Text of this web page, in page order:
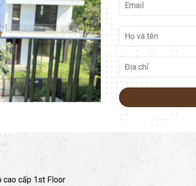
cao cấp 1st Floor